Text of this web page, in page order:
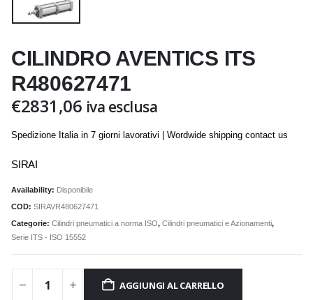
CILINDRO AVENTICS ITS
R480627471
€2831,06 iva esclusa
Spedizione Italia in 7 giorni lavorativi | Wordwide shipping contact us
SIRAI
Availability: Disponibile
COD: SIRAVR480627471
Categorie: Cilindri pneumatici a norma ISO, Cilindri pneumatici e Azionamenti,
Serie ITS - ISO 15552
AGGIUNGI AL CARRELLO